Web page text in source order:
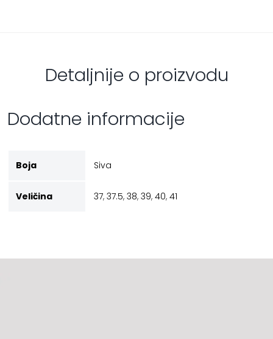
Detaljnije o proizvodu
Dodatne informacije
Boja Siva
Veličina 37, 37.5, 38, 39, 40, 41